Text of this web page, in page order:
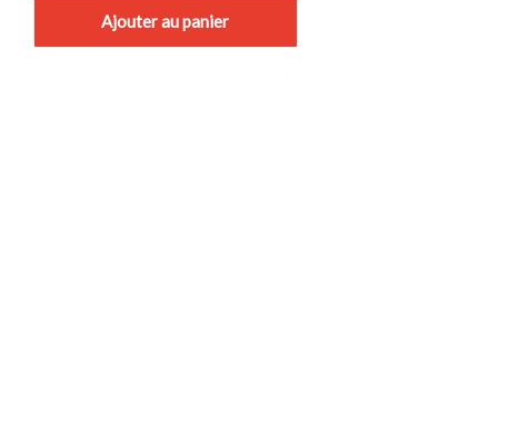
Ajouter au panier